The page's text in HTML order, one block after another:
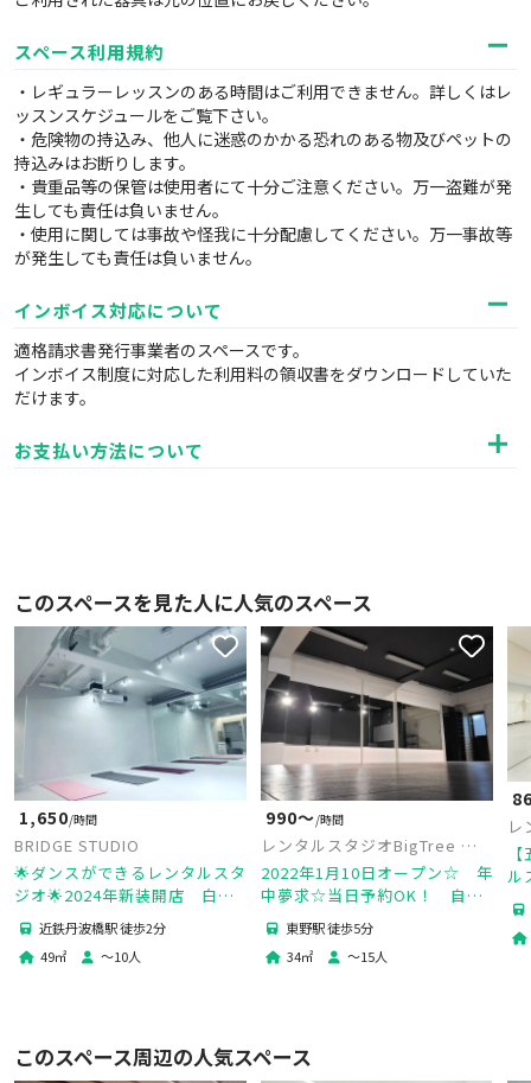
スペース利用規約
・レギュラーレッスンのある時間はご利用できません。詳しくはレ
ッスンスケジュールをご覧下さい。
・危険物の持込み、他人に迷惑のかかる恐れのある物及びペットの
持込みはお断りします。
・貴重品等の保管は使用者にて十分ご注意ください。万一盗難が発
生しても責任は負いません。
・使用に関しては事故や怪我に十分配慮してください。万一事故等
が発生しても責任は負いません。
インボイス対応について
適格請求書発行事業者のスペースです。
インボイス制度に対応した利用料の領収書をダウンロードしていた
だけます。
お支払い方法について
このスペースを見た人に人気のスペース
1,650/時間
BRIDGE STUDIO
🌟ダンスができるレンタルスタ
ジオ🌟2024年新装開店 白を
ベースとしたスタジオ 地下で
音漏れ最小限
近鉄丹波橋駅 徒歩2分
49㎡ 〜10人
990〜/時間
レンタルスタジオBigTree 山
科店
2022年1月10日オープン☆ 年
中夢求☆当日予約OK！ 自主
練はもちろん、習い事や教室の
開催にぴったりのスタジ
オ！！！
東野駅 徒歩5分
34㎡ 〜15人
レ
ル
このスペース周辺の人気スペース